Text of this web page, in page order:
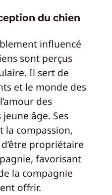
du chien
influencé
sont perçus
Il sert de
et le monde des
des
âge. Ses
la compassion,
propriétaire
favorisant
la compagnie
offrir.